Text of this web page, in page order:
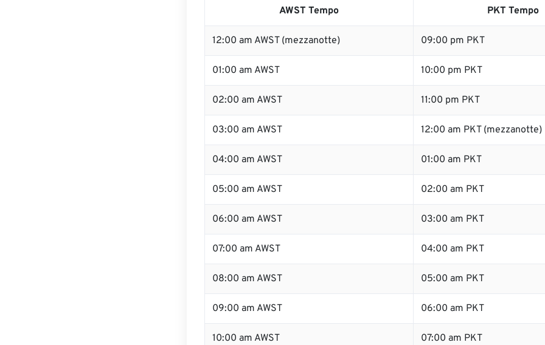
AWST Tempo PKT Tempo
12:00 am AWST (mezzanotte) 09:00 pm PKT
01:00 am AWST 10:00 pm PKT
02:00 am AWST 11:00 pm PKT
03:00 am AWST 12:00 am PKT (mezzanotte)
04:00 am AWST 01:00 am PKT
05:00 am AWST 02:00 am PKT
06:00 am AWST 03:00 am PKT
07:00 am AWST 04:00 am PKT
08:00 am AWST 05:00 am PKT
09:00 am AWST 06:00 am PKT
10:00 am AWST 07:00 am PKT